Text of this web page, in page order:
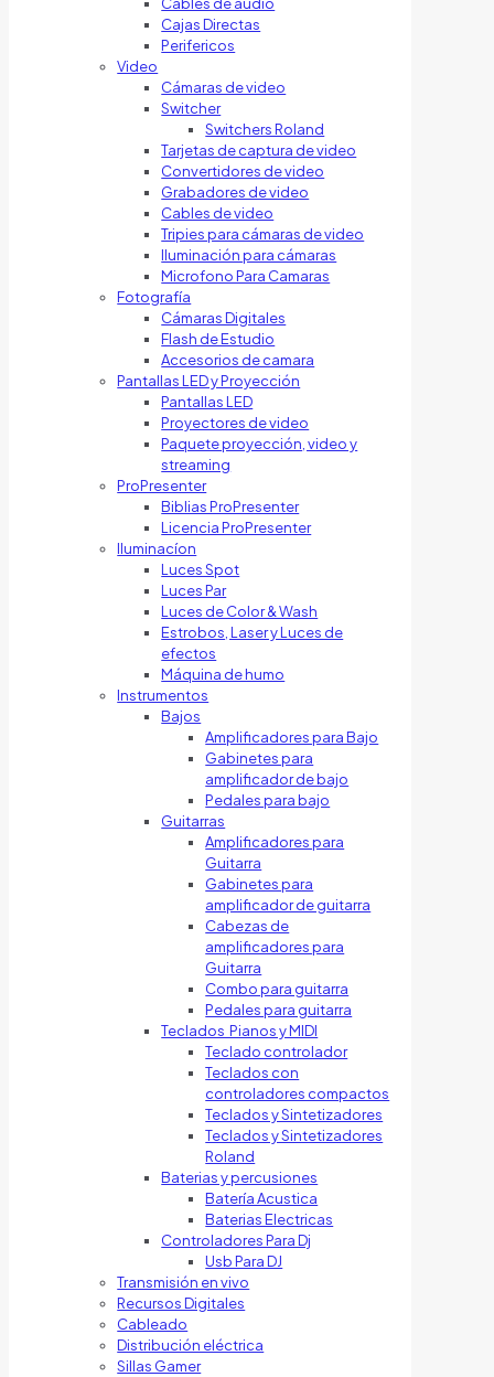
Cajas Directas
Perifericos
Video
Cámaras de video
Switcher
Switchers Roland
Tarjetas de captura de video
Convertidores de video
Grabadores de video
Cables de video
Tripies para cámaras de video
Iluminación para cámaras
Microfono Para Camaras
Fotografía
Cámaras Digitales
Flash de Estudio
Accesorios de camara
Pantallas LED y Proyección
Pantallas LED
Proyectores de video
Paquete proyección, video y
streaming
ProPresenter
Biblias ProPresenter
Licencia ProPresenter
Iluminacíon
Luces Spot
Luces Par
Luces de Color & Wash
Estrobos, Laser y Luces de
efectos
Máquina de humo
Instrumentos
Bajos
Amplificadores para Bajo
Gabinetes para
amplificador de bajo
Pedales para bajo
Guitarras
Amplificadores para
Guitarra
Gabinetes para
amplificador de guitarra
Cabezas de
amplificadores para
Guitarra
Combo para guitarra
Pedales para guitarra
Teclados Pianos y MIDI
Teclado controlador
Teclados con
controladores compactos
Teclados y Sintetizadores
Teclados y Sintetizadores
Roland
Baterias y percusiones
Batería Acustica
Baterias Electricas
Controladores Para Dj
Usb Para DJ
Transmisión en vivo
Recursos Digitales
Cableado
Distribución eléctrica
Sillas Gamer